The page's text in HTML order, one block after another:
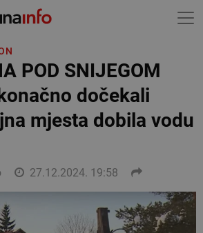
POD SNIJEGOM
dočekali
mjesta dobila vodu
27.12.2024. 19:58